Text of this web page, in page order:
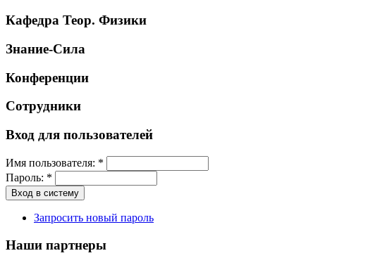
Кафедра Теор. Физики
Знание-Сила
Конференции
Сотрудники
Вход для пользователей
Имя пользователя: *
Пароль: *
Запросить новый пароль
Наши партнеры